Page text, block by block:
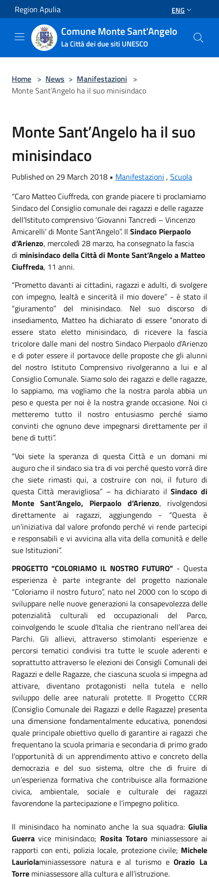
Salta al contenuto principale
Region Apulia ENG
Comune Monte Sant'Angelo
La Città dei due siti UNESCO
Home > News > Manifestazioni >
Monte Sant’Angelo ha il suo minisindaco
Monte Sant’Angelo ha il suo
minisindaco
Published on 29 March 2018 • Manifestazioni , Scuola
“Caro Matteo Ciuffreda, con grande piacere ti proclamiamo
Sindaco del Consiglio comunale dei ragazzi e delle ragazze
dell’Istituto comprensivo ‘Giovanni Tancredi – Vincenzo
Amicarelli’ di Monte Sant’Angelo”. Il Sindaco Pierpaolo
d’Arienzo, mercoledì 28 marzo, ha consegnato la fascia
di minisindaco della Città di Monte Sant’Angelo a Matteo
Ciuffreda, 11 anni.
“Prometto davanti ai cittadini, ragazzi e adulti, di svolgere
con impegno, lealtà e sincerità il mio dovere” - è stato il
“giuramento” del minisindaco. Nel suo discorso di
insediamento, Matteo ha dichiarato di essere “onorato di
essere stato eletto minisindaco, di ricevere la fascia
tricolore dalle mani del nostro Sindaco Pierpaolo d’Arienzo
e di poter essere il portavoce delle proposte che gli alunni
del nostro Istituto Comprensivo rivolgeranno a lui e al
Consiglio Comunale. Siamo solo dei ragazzi e delle ragazze,
lo sappiamo, ma vogliamo che la nostra parola abbia un
peso e questa per noi è la nostra grande occasione. Noi ci
metteremo tutto il nostro entusiasmo perché siamo
convinti che ognuno deve impegnarsi direttamente per il
bene di tutti”.
“Voi siete la speranza di questa Città e un domani mi
auguro che il sindaco sia tra di voi perché questo vorrà dire
che siete rimasti qui, a costruire con noi, il futuro di
questa Città meravigliosa” – ha dichiarato il Sindaco di
Monte Sant’Angelo, Pierpaolo d’Arienzo, rivolgendosi
direttamente ai ragazzi, aggiungendo - “Questa è
un’iniziativa dal valore profondo perché vi rende partecipi
e responsabili e vi avvicina alla vita della comunità e delle
sue Istituzioni”.
PROGETTO “COLORIAMO IL NOSTRO FUTURO” - Questa
esperienza è parte integrante del progetto nazionale
“Coloriamo il nostro futuro”, nato nel 2000 con lo scopo di
sviluppare nelle nuove generazioni la consapevolezza delle
potenzialità culturali ed occupazionali del Parco,
coinvolgendo le scuole d’Italia che rientrano nell’area dei
Parchi. Gli allievi, attraverso stimolanti esperienze e
percorsi tematici condivisi tra tutte le scuole aderenti e
soprattutto attraverso le elezioni dei Consigli Comunali dei
Ragazzi e delle Ragazze, che ciascuna scuola si impegna ad
attivare, diventano protagonisti nella tutela e nello
sviluppo delle aree naturali protette. Il Progetto CCRR
(Consiglio Comunale dei Ragazzi e delle Ragazze) presenta
una dimensione fondamentalmente educativa, ponendosi
quale principale obiettivo quello di garantire ai ragazzi che
frequentano la scuola primaria e secondaria di primo grado
l'opportunità di un apprendimento attivo e concreto della
democrazia e del suo sistema, oltre che di fruire di
un’esperienza formativa che contribuisce alla formazione
civica, ambientale, sociale e culturale dei ragazzi
favorendone la partecipazione e l’impegno politico.
Il minisindaco ha nominato anche la sua squadra: Giulia
Guerra vice minisindaco; Rosita Totaro miniassessore ai
rapporti con enti, polizia locale, protezione civile; Michele
Lauriolaminiassessore natura e al turismo eOrazio La
Torre miniassessore alla cultura e all’istruzione.